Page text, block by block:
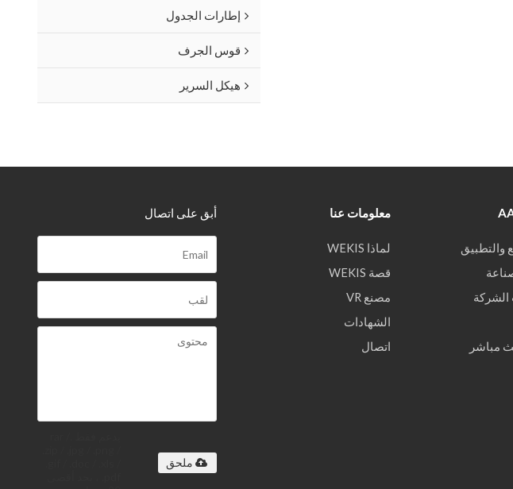
إطارات الجدول
قوس الجرف
هيكل السرير
والتطبيق
الشركة
مباشر
معلومات عنا
لماذا WEKIS
قصة WEKIS
مصنع VR
الشهادات
اتصال
أبق على اتصال
ملحق